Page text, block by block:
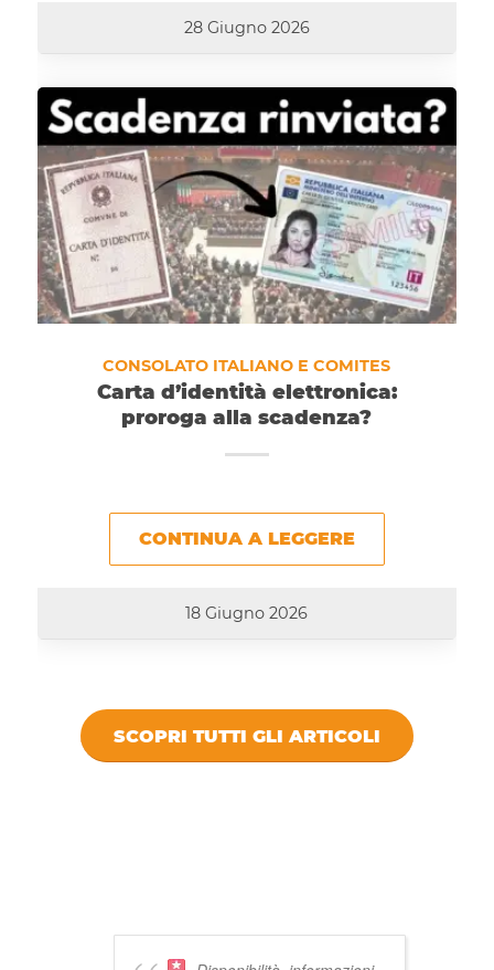
28 Giugno 2026
CONSOLATO ITALIANO E COMITES
Carta d’identità elettronica:
proroga alla scadenza?
CONTINUA A LEGGERE
18 Giugno 2026
SCOPRI TUTTI GLI ARTICOLI